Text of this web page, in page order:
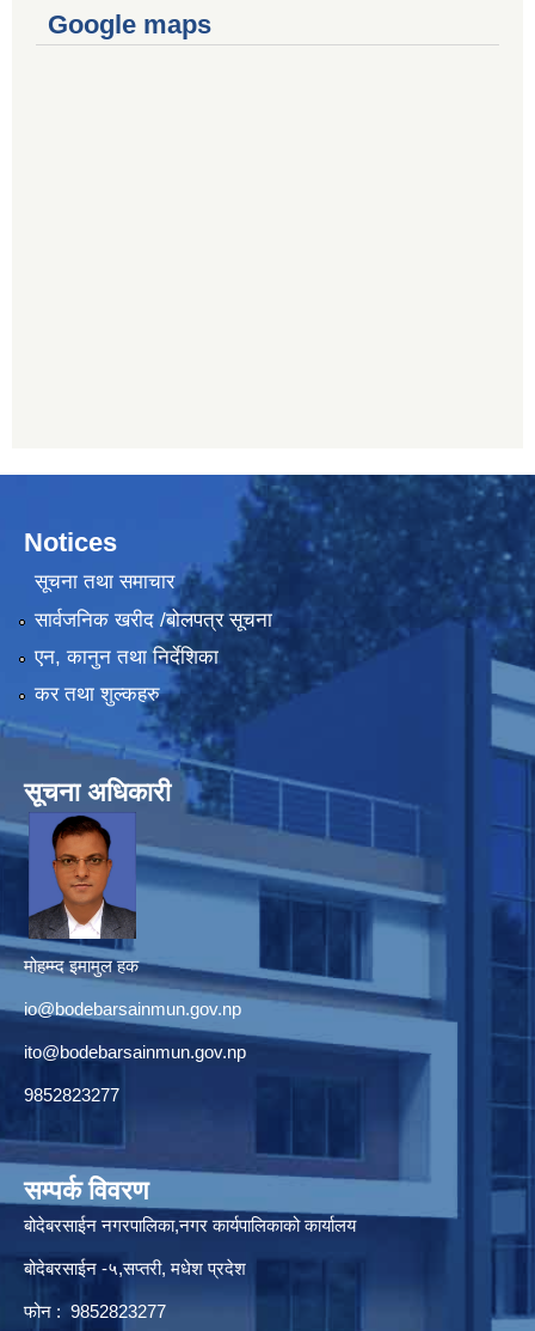
Google maps
Notices
सूचना तथा समाचार
सार्वजनिक खरीद /बोलपत्र सूचना
एन, कानुन तथा निर्देशिका
कर तथा शुल्कहरु
सूचना अधिकारी
मोहम्म्द इमामुल हक
io@bodebarsainmun.gov.np
ito@bodebarsainmun.gov.np
9852823277
सम्पर्क विवरण
बोदेबरसाईन नगरपालिका,नगर कार्यपालिकाको कार्यालय
बोदेबरसाईन -५,सप्तरी, मधेश प्रदेश
फोन : 9852823277